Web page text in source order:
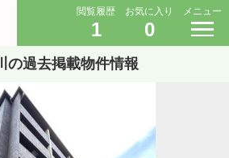
閲覧履歴
1
お気に入り
0
メニュー
の過去掲載物件情報